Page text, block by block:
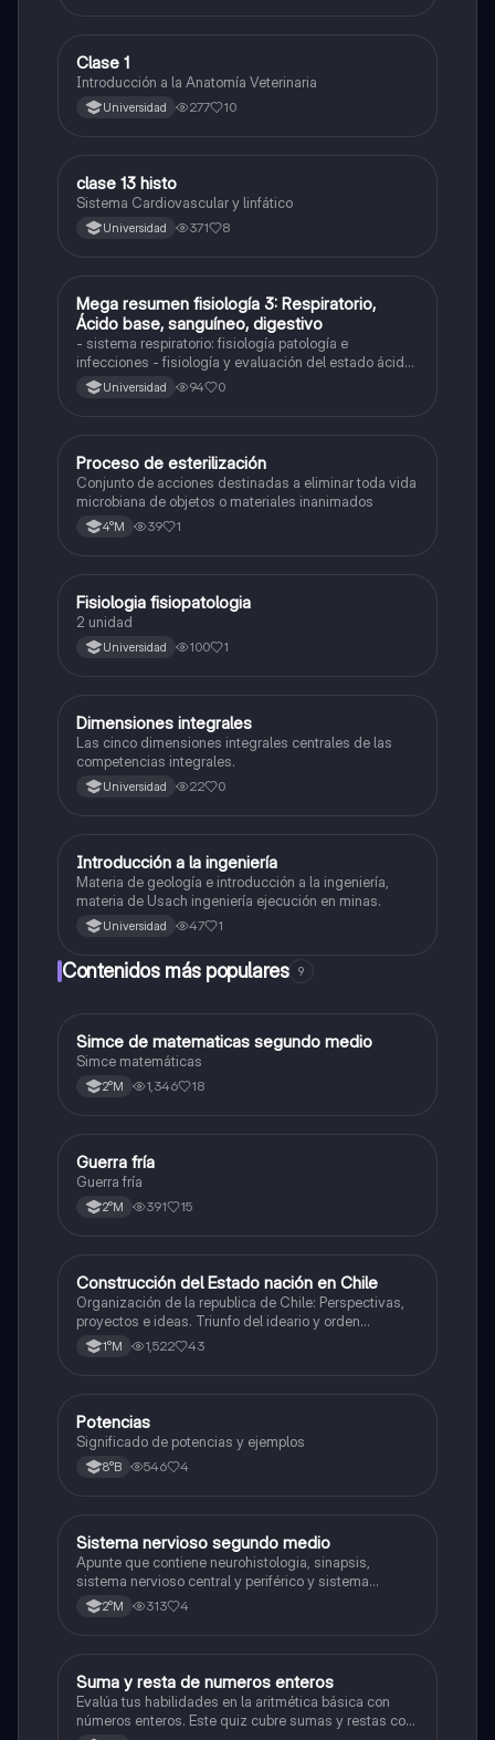
Otros
Clase 1
Introducción a la Anatomía Veterinaria
Universidad 277 10
Otros
clase 13 histo
Sistema Cardiovascular y linfático
Universidad 371 8
Biología
Mega resumen fisiología 3: Respiratorio,
Ácido base, sanguíneo, digestivo
- sistema respiratorio: fisiología patología e
infecciones - fisiología y evaluación del estado ácido
base - sistema renal: fisiología y patología -
sanguíneo: lo más básico y anemia - fisiología
Universidad 94 0
Otros
Proceso de esterilización
Conjunto de acciones destinadas a eliminar toda vida
microbiana de objetos o materiales inanimados
4°M 39 1
Otros
Fisiologia fisiopatologia
2 unidad
Universidad 100 1
Otros
Dimensiones integrales
Las cinco dimensiones integrales centrales de las
competencias integrales.
Universidad 22 0
Otros
Introducción a la ingeniería
Materia de geología e introducción a la ingeniería,
materia de Usach ingeniería ejecución en minas.
Universidad 47 1
Contenidos más populares 9
Matemáticas
Simce de matematicas segundo medio
Simce matemáticas
2°M 1,346 18
Historia
Guerra fría
Guerra fría
2°M 391 15
Historia
Construcción del Estado nación en Chile
Organización de la republica de Chile: Perspectivas,
proyectos e ideas. Triunfo del ideario y orden
conservador. Constitución de 1833. "Era Portaliana"
1°M 1,522 43
Matemáticas
Potencias
Significado de potencias y ejemplos
8°B 546 4
Biología
Sistema nervioso segundo medio
Apunte que contiene neurohistologia, sinapsis,
sistema nervioso central y periférico y sistema
endocrino
2°M 313 4
SMatemáticas
Suma y resta de numeros enteros
Evalúa tus habilidades en la aritmética básica con
números enteros. Este quiz cubre sumas y restas con